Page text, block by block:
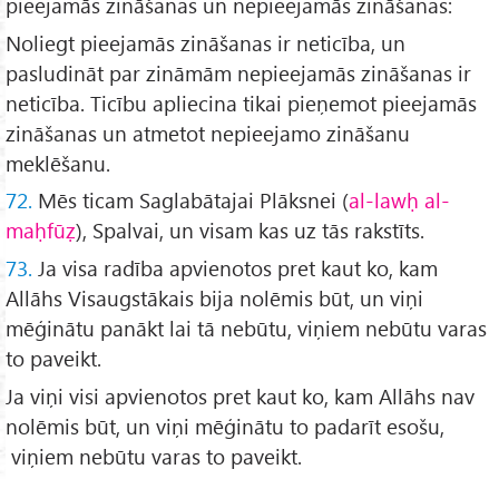
Noliegt pieejamās zināšanas ir neticība, un
pasludināt par zināmām nepieejamās zināšanas ir
neticība. Ticību apliecina tikai pieņemot pieejamās
zināšanas un atmetot nepieejamo zināšanu
meklēšanu.
72. Mēs ticam Saglabātajai Plāksnei (al-lawḥ al-
maḥfūẓ), Spalvai, un visam kas uz tās rakstīts.
73. Ja visa radība apvienotos pret kaut ko, kam
Allāhs Visaugstākais bija nolēmis būt, un viņi
mēģinātu panākt lai tā nebūtu, viņiem nebūtu varas
to paveikt.
Ja viņi visi apvienotos pret kaut ko, kam Allāhs nav
nolēmis būt, un viņi mēģinātu to padarīt esošu,
viņiem nebūtu varas to paveikt.